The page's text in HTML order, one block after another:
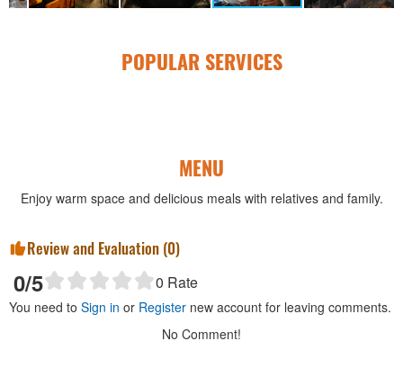
POPULAR SERVICES
MENU
Enjoy warm space and delicious meals with relatives and family.
Review and Evaluation (0)
0/5 0 Rate
You need to Sign in or Register new account for leaving comments.
No Comment!